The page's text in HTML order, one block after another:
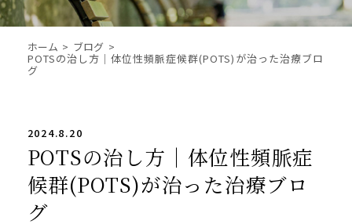
ホーム ブログ
POTSの治し方｜体位性頻脈症候群(POTS)が治った治療ブロ
グ
2024.8.20
POTSの治し方｜体位性頻脈症
候群(POTS)が治った治療ブロ
グ